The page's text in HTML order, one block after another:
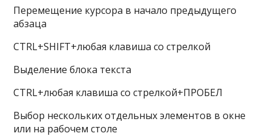
Перемещение курсора в начало предыдущего
абзаца
CTRL+SHIFT+любая клавиша со стрелкой
Выделение блока текста
CTRL+любая клавиша со стрелкой+ПРОБЕЛ
Выбор нескольких отдельных элементов в окне
или на рабочем столе